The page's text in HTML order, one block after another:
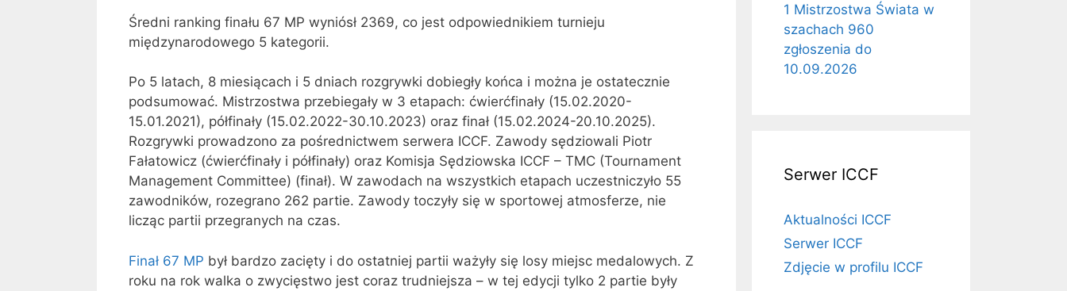
Średni ranking finału 67 MP wyniósł 2369, co jest odpowiednikiem turnieju
międzynarodowego 5 kategorii.
Po 5 latach, 8 miesiącach i 5 dniach rozgrywki dobiegły końca i można je ostatecznie
podsumować. Mistrzostwa przebiegały w 3 etapach: ćwierćfinały (15.02.2020-
15.01.2021), półfinały (15.02.2022-30.10.2023) oraz finał (15.02.2024-20.10.2025).
Rozgrywki prowadzono za pośrednictwem serwera ICCF. Zawody sędziowali Piotr
Fałatowicz (ćwierćfinały i półfinały) oraz Komisja Sędziowska ICCF – TMC (Tournament
Management Committee) (finał). W zawodach na wszystkich etapach uczestniczyło 55
zawodników, rozegrano 262 partie. Zawody toczyły się w sportowej atmosferze, nie
licząc partii przegranych na czas.
Finał 67 MP był bardzo zacięty i do ostatniej partii ważyły się losy miejsc medalowych. Z
roku na rok walka o zwycięstwo jest coraz trudniejsza – w tej edycji tylko 2 partie były
1 Mistrzostwa Świata w
szachach 960
zgłoszenia do
10.09.2026
Serwer ICCF
Aktualności ICCF
Serwer ICCF
Zdjęcie w profilu ICCF